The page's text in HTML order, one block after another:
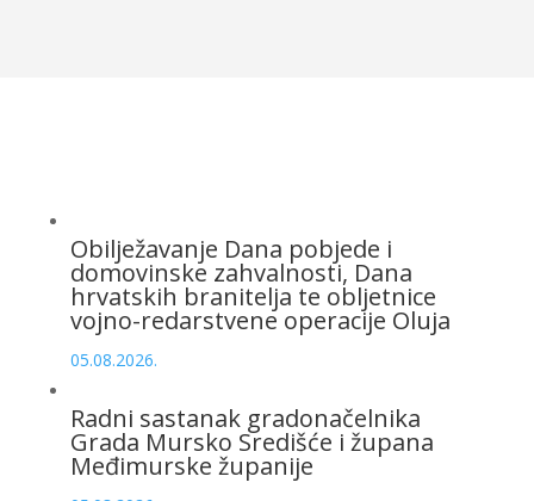
Obilježavanje Dana pobjede i
domovinske zahvalnosti, Dana
hrvatskih branitelja te obljetnice
vojno-redarstvene operacije Oluja
05.08.2026.
Radni sastanak gradonačelnika
Grada Mursko Središće i župana
Međimurske županije